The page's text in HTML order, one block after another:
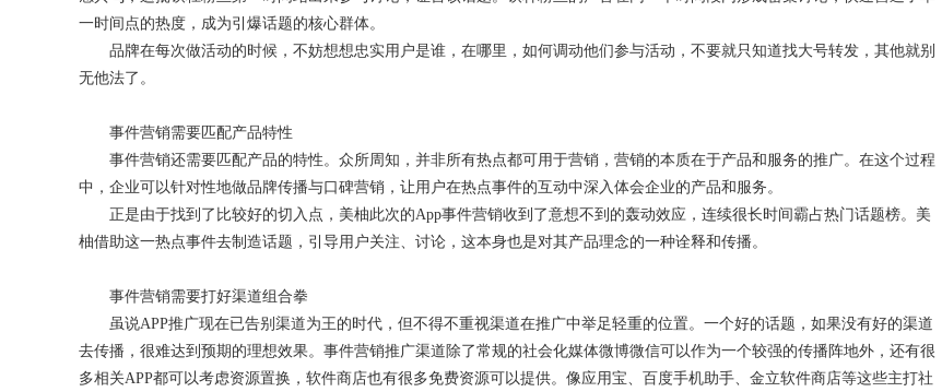
一时间点的热度，成为引爆话题的核心群体。
品牌在每次做活动的时候，不妨想想忠实用户是谁，在哪里，如何调动他们参与活动，不要就只知道找大号转发，其他就别
无他法了。
事件营销需要匹配产品特性
事件营销还需要匹配产品的特性。众所周知，并非所有热点都可用于营销，营销的本质在于产品和服务的推广。在这个过程
中，企业可以针对性地做品牌传播与口碑营销，让用户在热点事件的互动中深入体会企业的产品和服务。
正是由于找到了比较好的切入点，美柚此次的App事件营销收到了意想不到的轰动效应，连续很长时间霸占热门话题榜。美
柚借助这一热点事件去制造话题，引导用户关注、讨论，这本身也是对其产品理念的一种诠释和传播。
事件营销需要打好渠道组合拳
虽说APP推广现在已告别渠道为王的时代，但不得不重视渠道在推广中举足轻重的位置。一个好的话题，如果没有好的渠道
去传播，很难达到预期的理想效果。事件营销推广渠道除了常规的社会化媒体微博微信可以作为一个较强的传播阵地外，还有很
多相关APP都可以考虑资源置换，软件商店也有很多免费资源可以提供。像应用宝、百度手机助手、金立软件商店等这些主打社